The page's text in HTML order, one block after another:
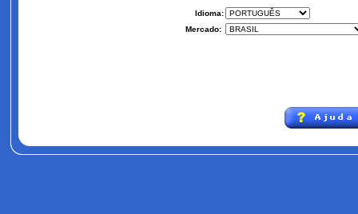
Idioma:
Mercado: